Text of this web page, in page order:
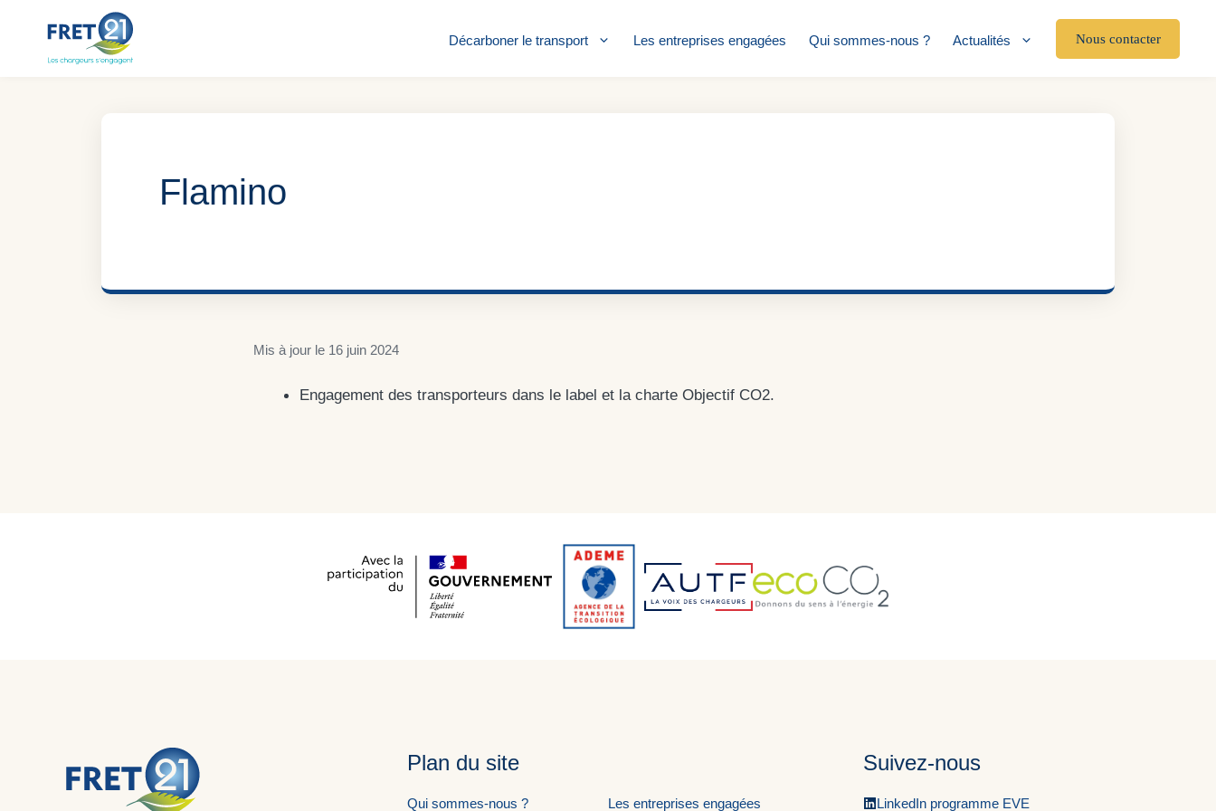
contenu
Décarboner le transport Les entreprises engagées Qui sommes-nous ? Actualités Nous contacter
Flamino
Mis à jour le 16 juin 2024
Engagement des transporteurs dans le label et la charte Objectif CO2.
Plan du site
Qui sommes-nous ? Les entreprises engagées
Suivez-nous
LinkedIn programme EVE